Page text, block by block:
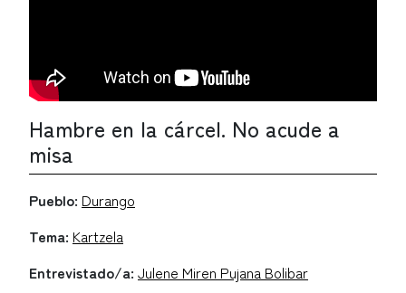
Hambre en la cárcel. No acude a
misa
Pueblo: Durango
Tema: Kartzela
Entrevistado/a: Julene Miren Pujana Bolibar